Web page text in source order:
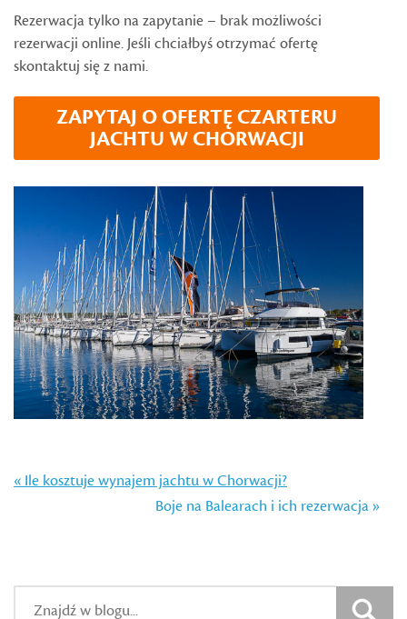
Rezerwacja tylko na zapytanie – brak możliwości
rezerwacji online. Jeśli chciałbyś otrzymać ofertę
skontaktuj się z nami.
ZAPYTAJ O OFERTĘ CZARTERU
JACHTU W CHORWACJI
« Ile kosztuje wynajem jachtu w Chorwacji?
Boje na Balearach i ich rezerwacja »